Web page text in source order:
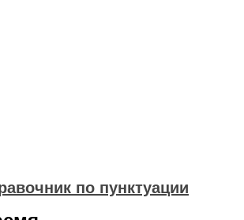
по пунктуации